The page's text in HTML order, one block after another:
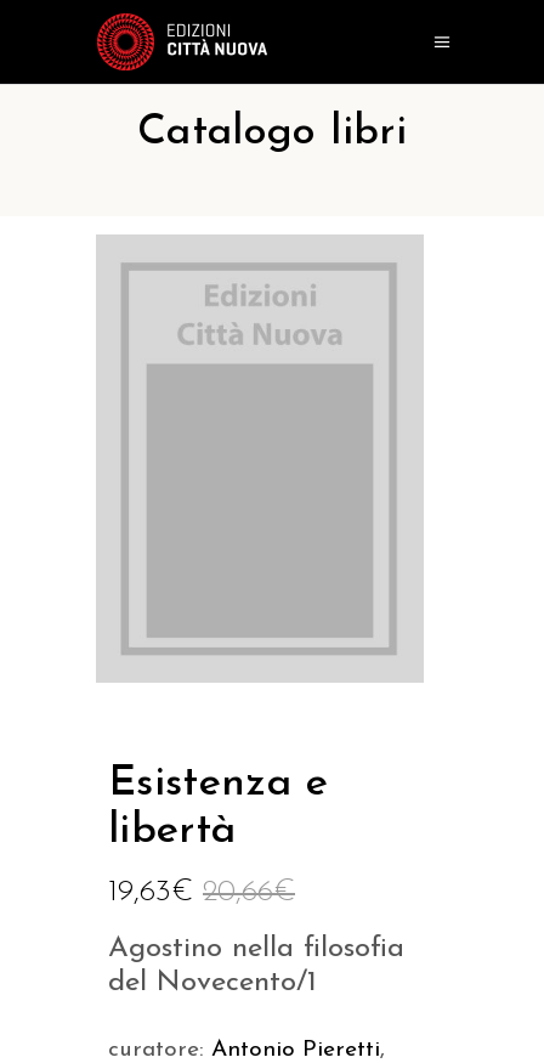
Catalogo libri
Esistenza e
libertà
20,66€
19,63€
Agostino nella filosofia
del Novecento/1
curatore: Antonio Pieretti,